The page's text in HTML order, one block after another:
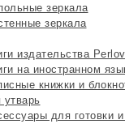
зеркала
зеркала
издательства
на иностранном
книжки и
утварь
для готовки